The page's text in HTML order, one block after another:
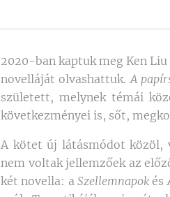
2020-ban kaptuk meg Ken
novelláját olvashattuk.A
született, melynek témái
következményei is, sőt,
A kötet új látásmódot közöl,
nem voltak jellemzőek az
két novella: a Szellemnapok és